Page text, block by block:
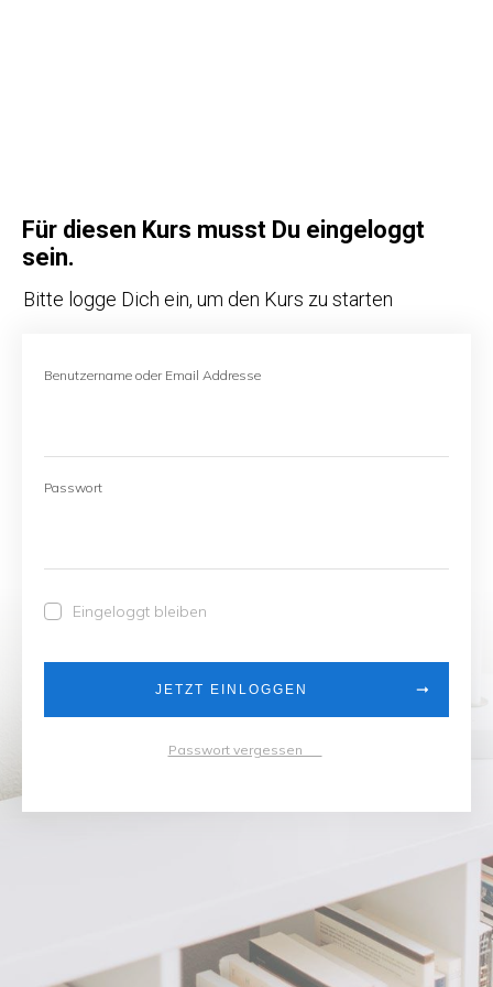
Für diesen Kurs musst Du eingeloggt
sein.
Bitte logge Dich ein, um den Kurs zu starten
Benutzername oder Email Addresse
Passwort
Eingeloggt bleiben
JETZT EINLOGGEN
Passwort vergessen